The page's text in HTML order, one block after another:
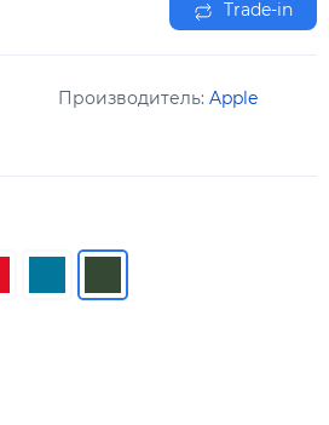
Trade-in
Производитель: Apple